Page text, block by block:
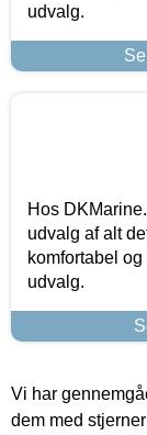
udvalg.
Hos
udvalg af alt
komfortabel
udvalg.
Vi har
dem med